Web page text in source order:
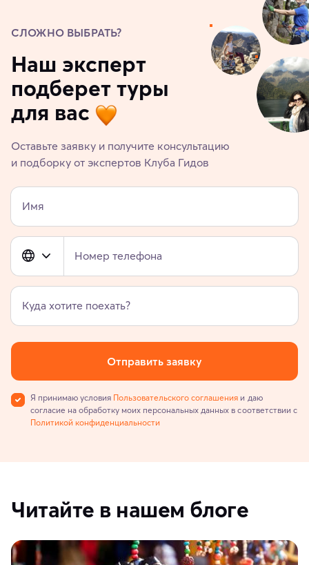
СЛОЖНО ВЫБРАТЬ?
Наш эксперт
подберет туры
для вас
Оставьте заявку и получите консультацию
и подборку от экспертов Клуба Гидов
Имя
Номер телефона
Куда хотите поехать?
Отправить заявку
Я принимаю условия Пользовательского соглашения и даю
согласие на обработку моих персональных данных в соответствии с
Политикой конфиденциальности
Читайте в нашем блоге